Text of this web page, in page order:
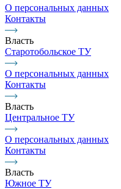
О персональных данных
Контакты
Власть
Старотобольское ТУ
О персональных данных
Контакты
Власть
Центральное ТУ
О персональных данных
Контакты
Власть
Южное ТУ